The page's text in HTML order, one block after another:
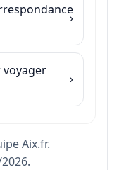
voyager
Aix.fr.